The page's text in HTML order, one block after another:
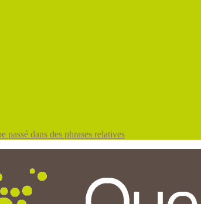
passé dans des phrases relatives